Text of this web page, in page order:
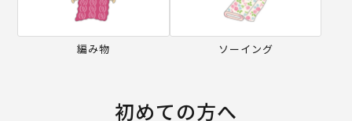
編み物 ソーイング
初めての方へ